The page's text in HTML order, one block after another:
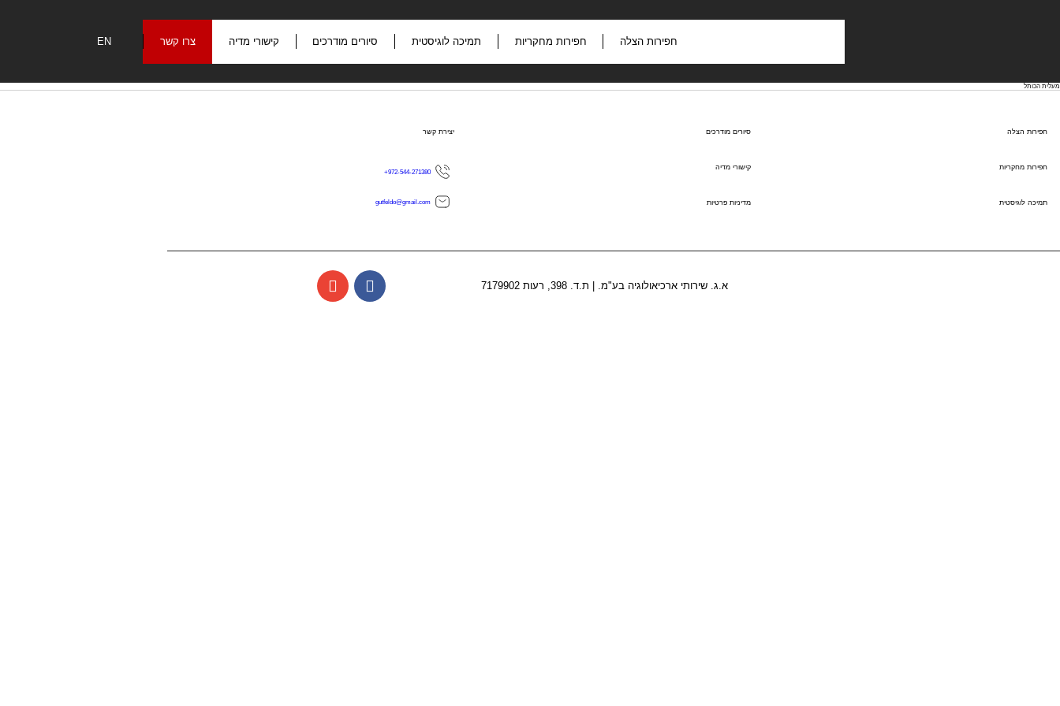
חפירות הצלה חפירות מחקריות תמיכה לוגיסטית סיורים מודרכים קישורי מדיה צרו קשר EN
מעלית הכותל
חפירות הצלה
חפירות מחקריות
תמיכה לוגיסטית
סיורים מודרכים
קישורי מדיה
מדיניות פרטיות
יצירת קשר
972-544-271380+
gutfeldo@gmail.com
א.ג. שירותי ארכיאולוגיה בע"מ. ת.ד. 398, רעות 7179902